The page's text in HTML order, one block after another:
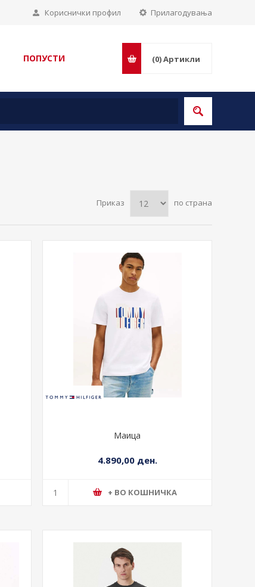
Прилагодувања
Кориснички профил
ПОПУСТИ (0)Артикли
Приказ по страна
Маица
4.890,00 ден.
+ ВО КОШНИЧКА